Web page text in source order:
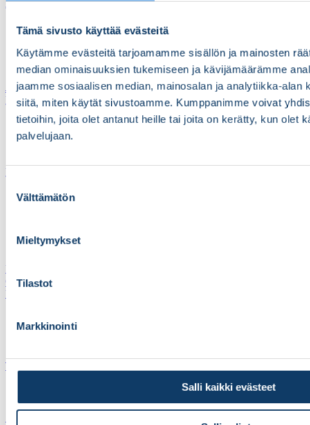
Tämä sivusto käyttää evästeitä
Käytämme evästeitä tarjoamamme sisällön ja mainosten
median ominaisuuksien tukemiseen ja kävijämäärämme
jaamme sosiaalisen median, mainosalan ja analytiikka-alan
siitä, miten käytät sivustoamme. Kumppanimme voivat
tietoihin, joita olet antanut heille tai joita on kerätty, kun olet
palvelujaan.
valinta
Välttämätön
Mieltymykset
Tilastot
Markkinointi
Salli kaikki evästeet
Harjoitusvälineet
Aistituotteet
Peiliterapia
Voima ja liikkuvuus
Jalkaterapiatuotteet
Kompressiotuotteet
Kompressiokäsineet
Muut kompressiohoidon tuotteet
Lastamateriaalit
Dynaamiset osat
Muut lastamateriaalit
NRX-tuotteet
Lämpökäsineet
Outlet
Pehmusteet
Muut pehmusteet
Tarranauhat
Nukkanauhat